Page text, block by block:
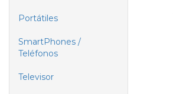
Portátiles
SmartPhones /
Teléfonos
Televisor